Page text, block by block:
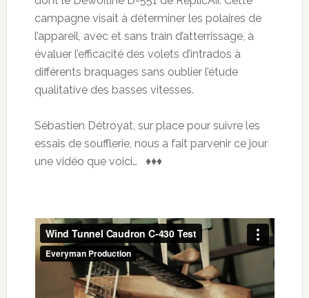
campagne visait à déterminer les polaires de
l’appareil, avec et sans train d’atterrissage, à
évaluer l’efficacité des volets d’intrados à
différents braquages sans oublier l’étude
qualitative des basses vitesses.
Sébastien Détroyat, sur place pour suivre les
essais de soufflerie, nous a fait parvenir ce jour
une vidéo que voici… ♦♦♦